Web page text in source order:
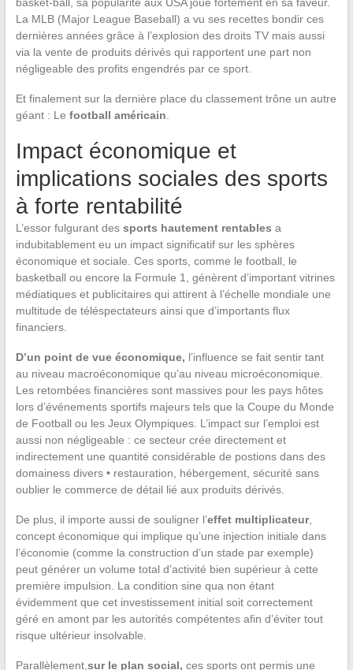
La MLB (Major League Baseball) a vu ses recettes bondir ces
dernières années grâce à l’explosion des droits TV mais aussi
via la vente de produits dérivés qui rapportent une part non
négligeable des profits engendrés par ce sport.
Et finalement sur la dernière place du classement trône un autre
géant : Le football américain
Impact économique et
implications sociales des sports
à forte rentabilité
L’essor fulgurant des sports hautement rentables a
indubitablement eu un impact significatif sur les sphères
économique et sociale. Ces sports, comme le football, le
basketball ou encore la Formule 1, génèrent d’important vitrines
médiatiques et publicitaires qui attirent à l’échelle mondiale une
multitude de téléspectateurs ainsi que d’importants flux
financiers.
D’un point de vue économique, l’influence se fait sentir tant
au niveau macroéconomique qu’au niveau microéconomique.
Les retombées financières sont massives pour les pays hôtes
lors d’événements sportifs majeurs tels que la Coupe du Monde
de Football ou les Jeux Olympiques. L’impact sur l’emploi est
aussi non négligeable : ce secteur crée directement et
indirectement une quantité considérable de postions dans des
domainess divers • restauration, hébergement, sécurité sans
oublier le commerce de détail lié aux produits dérivés.
De plus, il importe aussi de souligner l’effet multiplicateur,
concept économique qui implique qu’une injection initiale dans
l’économie (comme la construction d’un stade par exemple)
peut générer un volume total d’activité bien supérieur à cette
première impulsion. La condition sine qua non étant
évidemment que cet investissement initial soit correctement
géré en amont par les autorités compétentes afin d’éviter tout
risque ultérieur insolvable.
Parallèlement, sur le plan social, ces sports ont permis une